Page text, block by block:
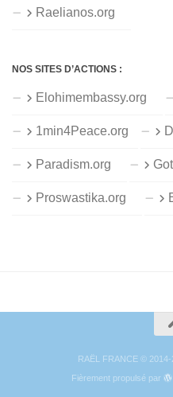
Raelianos.org
NOS SITES D’ACTIONS :
Elohimembassy.org
1min4Peace.org
Paradism.org
Proswastika.org
RAËL FRANCE ©
Fièrement propulsé par